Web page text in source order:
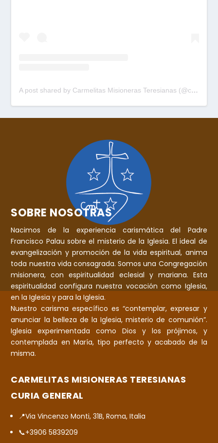
A post shared by Carmelitas Misioneras Teresianas (@cmtpalau)
SOBRE NOSOTRAS
Nacimos de la experiencia carismática del Padre
Francisco Palau sobre el misterio de la Iglesia. El ideal de
evangelización y promoción de la vida espiritual, anima
toda nuestra vida consagrada. Somos una Congregación
misionera, con espiritualidad eclesial y mariana. Esta
espiritualidad configura nuestra vocación como Iglesia,
en la Iglesia y para la Iglesia.
Nuestro carisma específico es “contemplar, expresar y
anunciar la belleza de la Iglesia, misterio de comunión”.
Iglesia experimentada como Dios y los prójimos, y
contemplada en María, tipo perfecto y acabado de la
misma.
CARMELITAS MISIONERAS TERESIANAS
CURIA GENERAL
📍Via Vincenzo Monti, 31B, Roma, Italia
📞+3906 5839209